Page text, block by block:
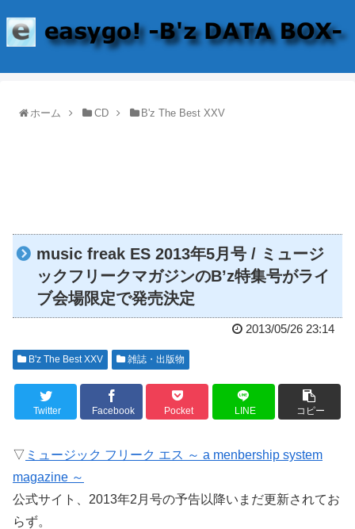
ホーム CD B'z The Best XXV
music freak ES 2013年5月号 / ミュージ
ックフリークマガジンのB’z特集号がライ
ブ会場限定で発売決定
2013/05/26 23:14
B'z The Best XXV 雑誌・出版物
Twitter Facebook Pocket LINE コピー
▽ ミュージック フリーク エス ～ a menbership system
magazine ～
公式サイト、2013年2月号の予告以降いまだ更新されてお
らず。